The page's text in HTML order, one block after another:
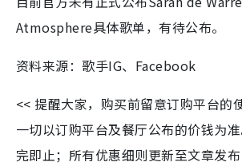
Atmosphere具体歌单，有待公布。
资料来源：歌手IG、Facebook
<< 提醒大家，购买前留意订购平台的
一切以订购平台及餐厅公布的价钱为
完即止；所有优惠细则更新至文章发